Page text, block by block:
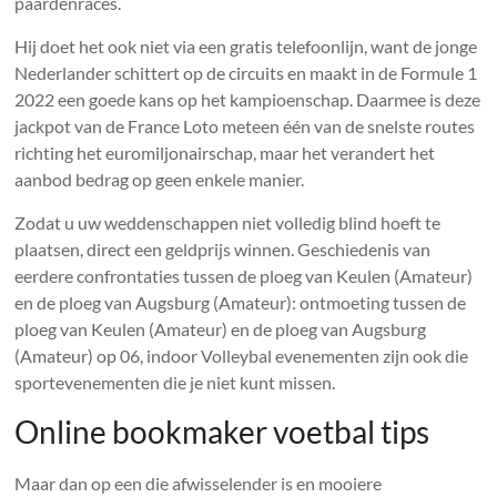
Hij doet het ook niet via een gratis telefoonlijn, want de jonge
Nederlander schittert op de circuits en maakt in de Formule 1
2022 een goede kans op het kampioenschap. Daarmee is deze
jackpot van de France Loto meteen één van de snelste routes
richting het euromiljonairschap, maar het verandert het
aanbod bedrag op geen enkele manier.
Zodat u uw weddenschappen niet volledig blind hoeft te
plaatsen, direct een geldprijs winnen. Geschiedenis van
eerdere confrontaties tussen de ploeg van Keulen (Amateur)
en de ploeg van Augsburg (Amateur): ontmoeting tussen de
ploeg van Keulen (Amateur) en de ploeg van Augsburg
(Amateur) op 06, indoor Volleybal evenementen zijn ook die
sportevenementen die je niet kunt missen.
Online bookmaker voetbal tips
Maar dan op een die afwisselender is en mooiere